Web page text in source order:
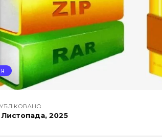
Листопада, 2025